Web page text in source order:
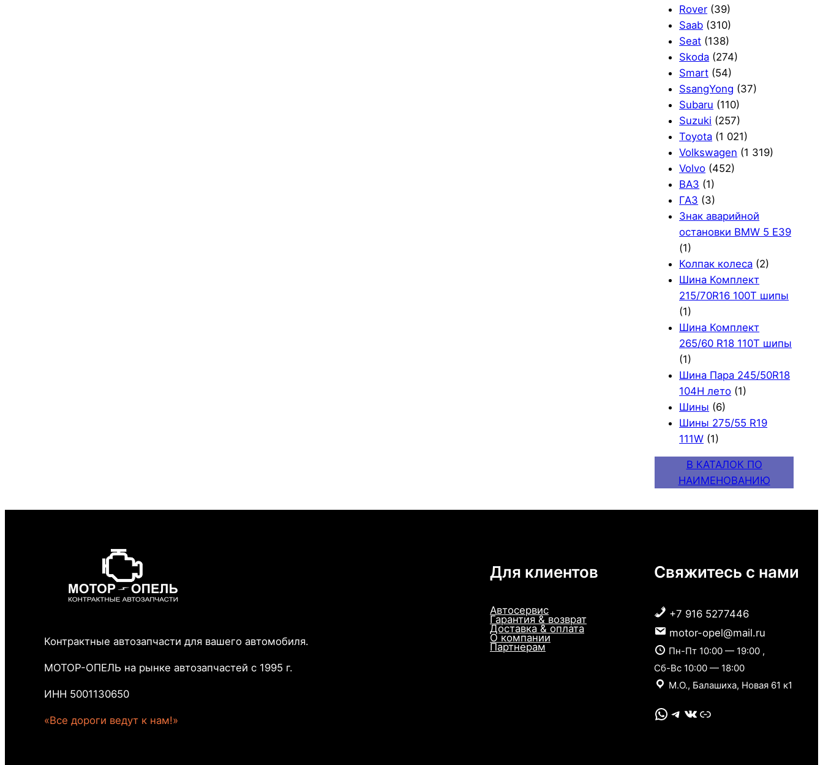
Rover (39)
Saab (310)
Seat (138)
Skoda (274)
Smart (54)
SsangYong (37)
Subaru (110)
Suzuki (257)
Toyota (1 021)
Volkswagen (1 319)
Volvo (452)
ВАЗ (1)
ГАЗ (3)
Знак аварийной
остановки BMW 5 E39
(1)
Колпак колеса (2)
Шина Комплект
215/70R16 100T шипы
(1)
Шина Комплект
265/60 R18 110T шипы
(1)
Шина Пара 245/50R18
104H лето (1)
Шины (6)
Шины 275/55 R19
111W (1)
В КАТАЛОК ПО
НАИМЕНОВАНИЮ
Контрактные автозапчасти для вашего автомобиля.
МОТОР-ОПЕЛЬ на рынке автозапчастей с 1995 г.
ИНН 5001130650
«Все дороги ведут к нам!»
Для клиентов
Автосервис
Гарантия & возврат
Доставка & оплата
О компании
Партнерам
Свяжитесь с нами
+7 916 5277446
motor-opel@mail.ru
Пн-Пт 10:00 — 19:00 ,
Сб-Вс 10:00 — 18:00
М.О., Балашиха, Новая 61 к1
WhatsApp Telegram VK Link